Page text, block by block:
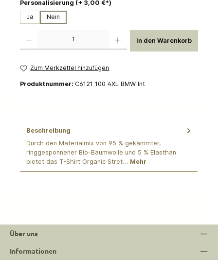
Personalisierung (+ 3,00 €*)
Ja
Nein
In den Warenkorb
Zum Merkzettel hinzufügen
Produktnummer: C6121 100 4XL BMW Int
Beschreibung
Durch den Materialmix von 95 % gekämmter,
ringgesponnener Bio-Baumwolle und 5 % Elasthan
bietet das T-Shirt Organic Stret… Mehr
Über uns
Informationen